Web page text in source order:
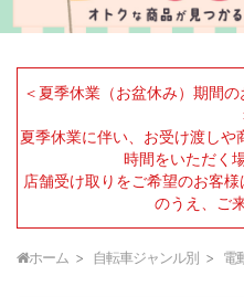
＜夏季休業（お盆休み）期間
夏季休業に伴い、お受け渡しや
時間をいただく
店舗受け取りをご希望のお客
のうえ、ご
ホーム 自転車ジャンル別 電